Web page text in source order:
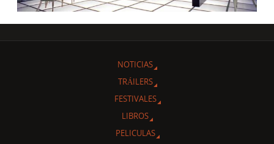
NOTICIAS
TRÁILERS
FESTIVALES
LIBROS
PELICULAS